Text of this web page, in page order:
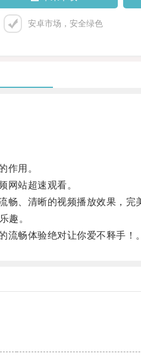
安卓市场，安全绿色
作用。
站超速观看。
、清晰的视频播放效果，完
趣。
畅体验绝对让你爱不释手！。